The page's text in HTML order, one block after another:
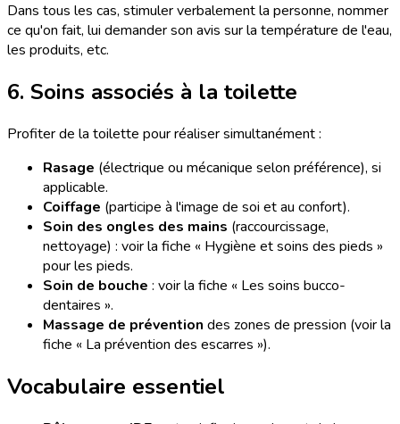
Dans tous les cas, stimuler verbalement la personne, nommer
ce qu'on fait, lui demander son avis sur la température de l'eau,
les produits, etc.
6. Soins associés à la toilette
Profiter de la toilette pour réaliser simultanément :
Rasage (électrique ou mécanique selon préférence), si
applicable.
Coiffage (participe à l'image de soi et au confort).
Soin des ongles des mains (raccourcissage,
nettoyage) : voir la fiche « Hygiène et soins des pieds »
pour les pieds.
Soin de bouche : voir la fiche « Les soins bucco-
dentaires ».
Massage de prévention des zones de pression (voir la
fiche « La prévention des escarres »).
Vocabulaire essentiel